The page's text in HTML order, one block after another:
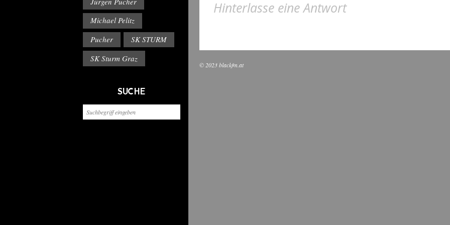
Michael Pelitz
Pucher
SK STURM
SK Sturm Graz
SUCHE
Hinterlasse eine Antwort
© 2023 blackfm.at